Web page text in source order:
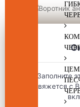
Заполните
свяжется с